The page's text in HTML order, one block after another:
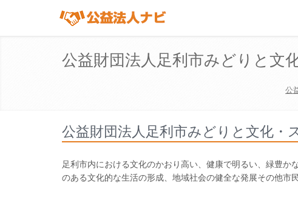
公益財団法人足利市みどりと文
公
公益財団法人足利市みどりと文化・
足利市内における文化のかおり高い、健康で明るい、緑豊
のある文化的な生活の形成、地域社会の健全な発展その他市